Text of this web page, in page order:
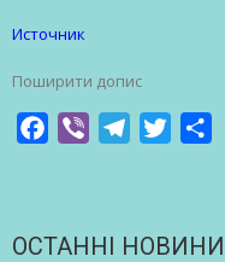
Источник
Поширити допис
Facebook
Viber TelegramTwitter
ОСТАННІ НОВИНИ